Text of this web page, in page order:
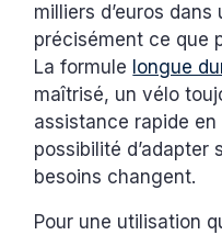
milliers d’euros dans
précisément ce que
La formule longue
maîtrisé, un vélo
assistance rapide
possibilité d’adapter
besoins changent.
Pour une utilisation